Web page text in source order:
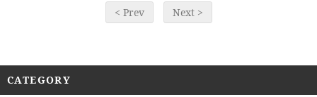
< Prev Next >
CATEGORY